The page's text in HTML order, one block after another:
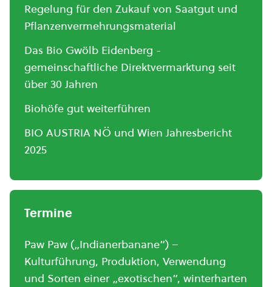
Regelung für den Zukauf von Saatgut und
Pflanzenvermehrungsmaterial
Das Bio Gwölb Eidenberg -
gemeinschaftliche Direktvermarktung seit
über 30 Jahren
Biohöfe gut weiterführen
BIO AUSTRIA NÖ und Wien Jahresbericht
2025
Termine
Paw Paw („Indianerbanane“) –
Kulturführung, Produktion, Verwendung
und Sorten einer „exotischen“, winterharten